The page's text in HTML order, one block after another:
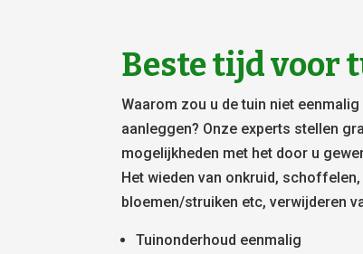
Beste tijd voor
Waarom zou u de tuin niet
aanleggen? Onze experts stellen
mogelijkheden met het door u
Het wieden van onkruid,
bloemen/struiken etc, verwijderen
Tuinonderhoud eenmalig